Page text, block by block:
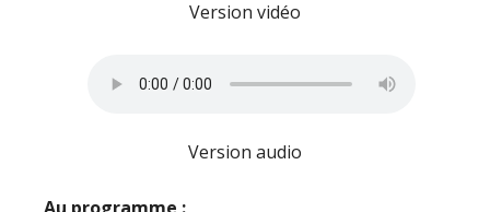
Version vidéo
Version audio